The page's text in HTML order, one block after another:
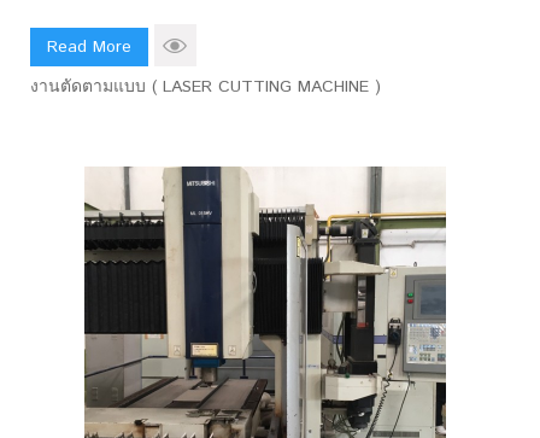
Read More
งานตัดตามแบบ ( LASER CUTTING MACHINE )